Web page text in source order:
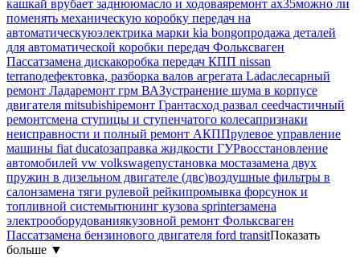
кашкай врубает заднююмасло и ходоваяремонт ах35можно ли
поменять механическую коробку передач на
автоматическуюэлектрика марки kia bongoпродажа деталей
для автоматической коробки передач Фольксваген
Пассатзамена дискакоробка передач КПП nissan
terranoдефектовка, разборка валов агрегата Ladaслесарный
ремонт Ладаремонт грм ВАЗустранение шума в корпусе
двигателя mitsubishiремонт Грантасход развал ceedчастичный
ремонтсмена ступицы и ступенчатого колесапризнаки
неисправности и полный ремонт АКППрулевое управление
машины fiat ducatoзаправка жидкости ГУРвосстановление
автомобилей vw volkswagenустановка мостазамена двух
пружин в дизельном двигателе (двс)воздушные фильтры в
салонзамена тяги рулевой рейкипромывка форсунок и
топливной системытюнинг кузова sprinterзамена
электрооборудованиякузовной ремонт Фольксваген
Пассатзамена бензинового двигателя ford transitПоказать
больше ▼